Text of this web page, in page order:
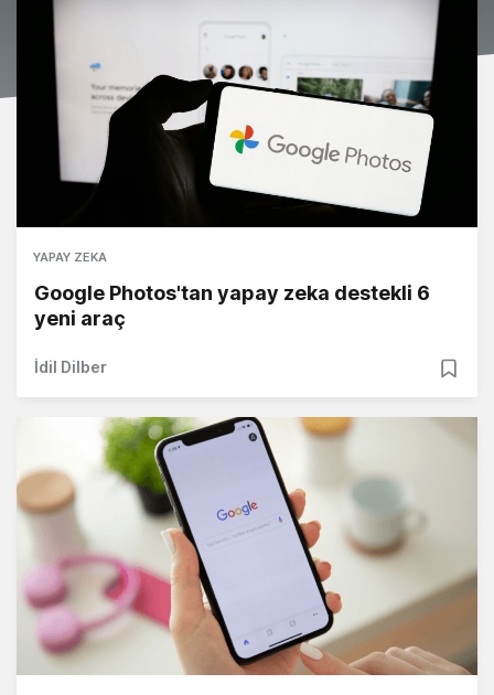
YAPAY ZEKA
Google Photos'tan yapay zeka destekli 6
yeni araç
İdil Dilber